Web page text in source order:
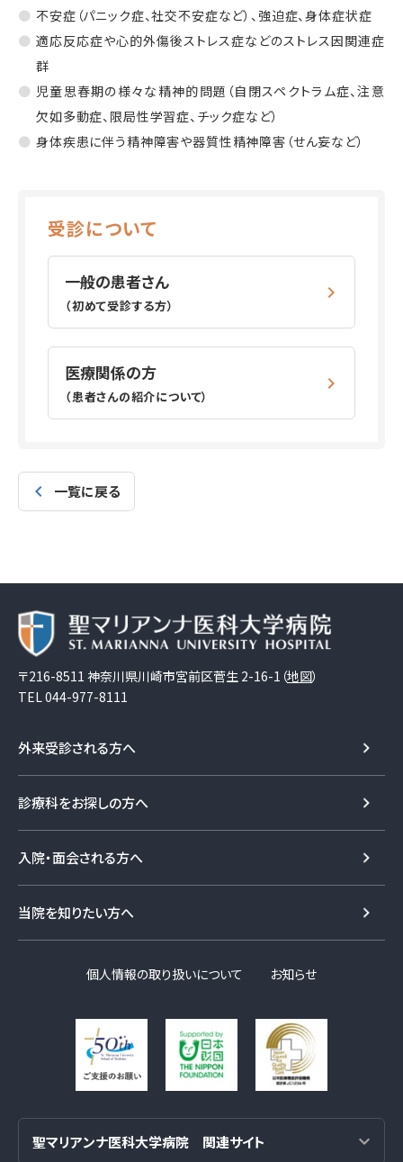
不安症（パニック症、社交不安症など）、強迫症、身体症状症
適応反応症や心的外傷後ストレス症などのストレス因関連症
群
児童思春期の様々な精神的問題（自閉スペクトラム症、注意
欠如多動症、限局性学習症、チック症など）
身体疾患に伴う精神障害や器質性精神障害（せん妄など）
受診について
一般の患者さん
（初めて受診する方）
医療関係の方
（患者さんの紹介について）
一覧に戻る
〒216-8511 神奈川県川崎市宮前区菅生 2-16-1（地図）
TEL044-977-8111
外来受診される方へ
診療科をお探しの方へ
入院・面会される方へ
当院を知りたい方へ
個人情報の取り扱いについて お知らせ